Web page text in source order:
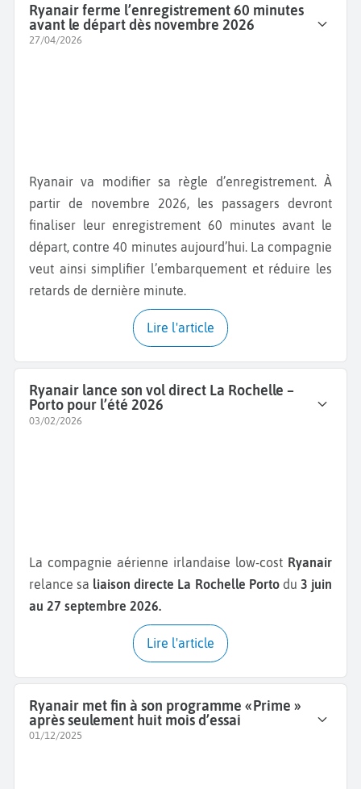
Ryanair ferme l’enregistrement 60 minutes
avant le départ dès novembre 2026
27/04/2026
Ryanair va modifier sa règle d’enregistrement. À
partir de novembre 2026, les passagers devront
finaliser leur enregistrement 60 minutes avant le
départ, contre 40 minutes aujourd’hui. La compagnie
veut ainsi simplifier l’embarquement et réduire les
retards de dernière minute.
Lire l'article
Ryanair lance son vol direct La Rochelle –
Porto pour l’été 2026
03/02/2026
La compagnie aérienne irlandaise low-cost Ryanair
relance sa liaison directe La Rochelle Portodu 3 juin
au 27 septembre 2026.
Lire l'article
Ryanair met fin à son programme « Prime »
après seulement huit mois d’essai
01/12/2025